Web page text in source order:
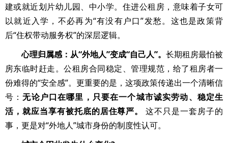
建或就近划片幼儿园、中小学。住进公租房，意味着子女可
以就近入学，不必再为“有没有户口”发愁。这也是政策背
后“住权带动服务权”的深层逻辑。
心理归属感：从“外地人”变成“自己人”。 长期租房最怕被
房东临时赶走。公租房合同稳定、管理规范，给了租房者一
份难得的“安全感”。更重要的是，这项政策传递出一个清晰信
号：无论户口在哪里，只要在一个城市诚实劳动、稳定生
活，就应当享有被托底的居住尊严。
这不只是一套房子的
事，更是对“外地人”城市身份的制度性认可。